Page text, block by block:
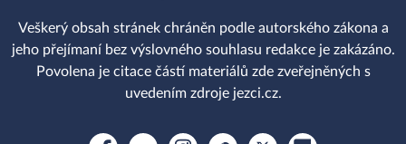
Veškerý obsah stránek chráněn podle autorského zákona a
jeho přejímaní bez výslovného souhlasu redakce je zakázáno.
Povolena je citace částí materiálů zde zveřejněných s
uvedením zdroje jezci.cz.